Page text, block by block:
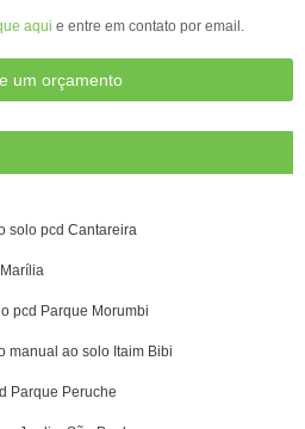
aqui e entre em contato por email.
um orçamento
solo pcd Cantareira
pcd Parque Morumbi
manual ao solo Itaim Bibi
Parque Peruche